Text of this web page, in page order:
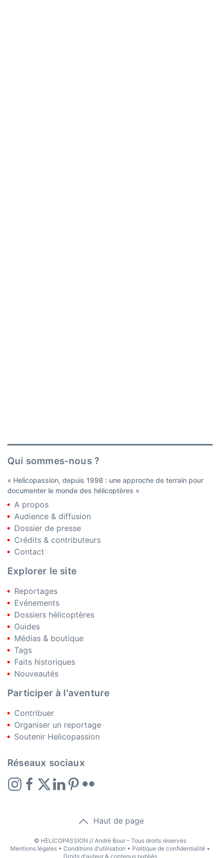
Qui sommes-nous ?
« Helicopassion, depuis 1998 : une approche de terrain pour
documenter le monde des hélicoptères »
A propos
Audience & diffusion
Dossier de presse
Crédits & contributeurs
Contact
Explorer le site
Reportages
Evénements
Dossiers hélicoptères
Guides
Médias & boutique
Tags
Faits historiques
Nouveautés
Participer à l'aventure
Contribuer
Organiser un reportage
Soutenir Helicopassion
Réseaux sociaux
Haut de page
© HELICOPASSION // André Bour – Tous droits réservés
Mentions légales• Conditions d'utilisation • Politique de confidentialité•
Droits d'auteur & contenus publiés